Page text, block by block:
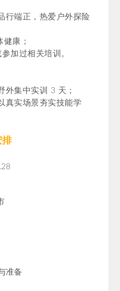
行端正，热爱户外探险
康；
加过相关培训。
外集中实训 3 天；
真实场景夯实技能学
排
准备